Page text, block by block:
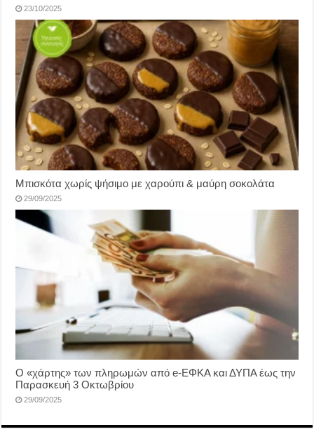
23/10/2025
Μπισκότα χωρίς ψήσιμο με χαρούπι & μαύρη σοκολάτα
29/09/2025
Ο «χάρτης» των πληρωμών από e-ΕΦΚΑ και ΔΥΠΑ έως την
Παρασκευή 3 Οκτωβρίου
29/09/2025